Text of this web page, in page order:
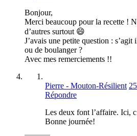
Bonjour,
Merci beaucoup pour la recette !
d’autres surtout 😄
J’avais une petite question :
ou de boulanger ?
Avec mes remerciements !!
Pierre - Mouton-Résilient
Répondre
Les deux font l’affaire. Ici,
Bonne journée!